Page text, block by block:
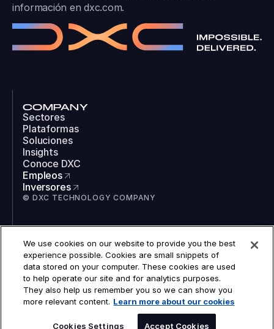
información endxc.com.
COMPANY
Sectores
Plataformas
Soluciones
Insights
Conoce DXC
Empleos
Inversores
© DXC TECHNOLOGY COMPANY
LinkedIn
Instagram
TikTok
YouTube
COOKIES
AVISO LEGAL
We use cookies on our website to provide you the best
experience possible. Cookies are small snippets of
data stored on your computer. These cookies are used
to help operate our site and for analytics purposes.
They also help us remember you so we can show you
more relevant content. Learn more about our cookies
Cookies Settings Accept Cookies